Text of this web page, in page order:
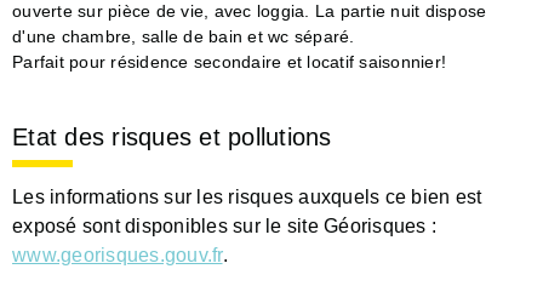
ouverte sur pièce de vie, avec loggia. La partie nuit dispose
d'une chambre, salle de bain et wc séparé.
Parfait pour résidence secondaire et locatif saisonnier!
Etat des risques et pollutions
Les informations sur les risques auxquels ce bien est
exposé sont disponibles sur le site Géorisques :
www.georisques.gouv.fr.